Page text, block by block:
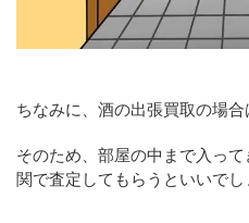
ちなみに、酒の出張買取の場合
そのため、部屋の中まで入っ
関で査定してもらうといいでし